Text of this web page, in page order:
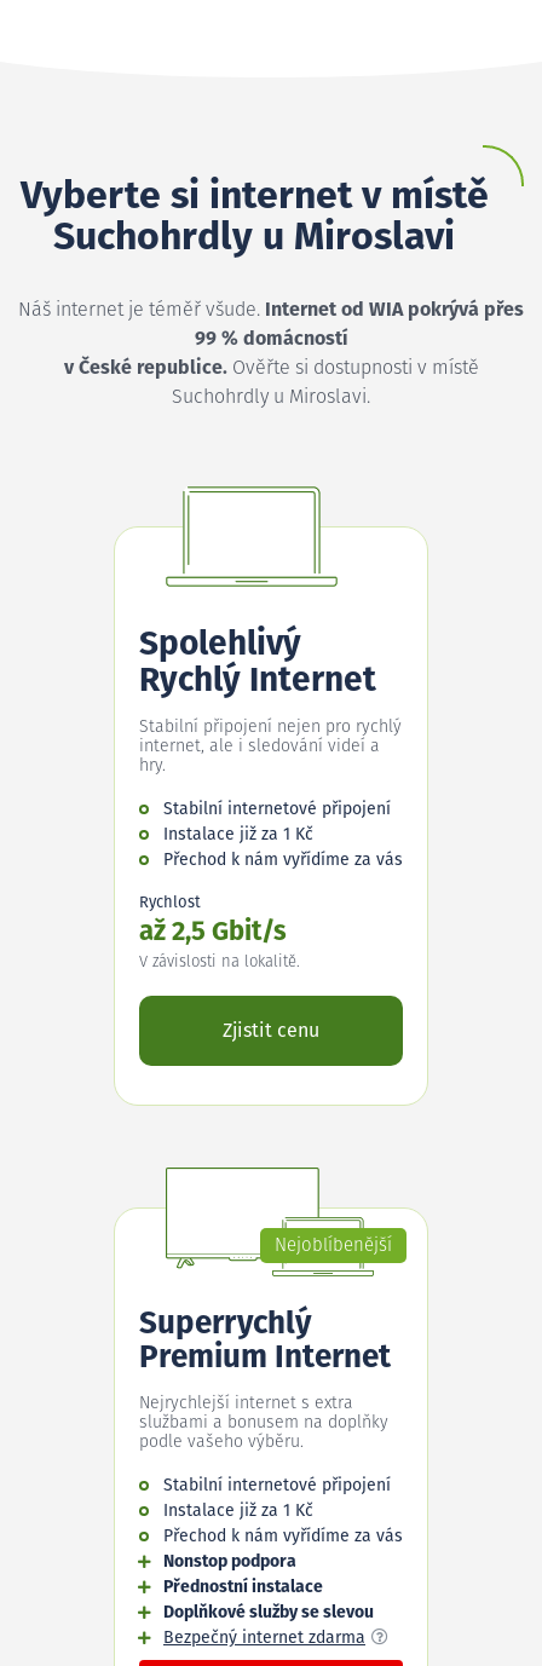
Vyberte si internet v místě
Suchohrdly u Miroslavi
Náš internet je téměř všude. Internet od WIA pokrývá přes
99 % domácností
v České republice.Ověřte si dostupnosti v místě
Suchohrdly u Miroslavi.
Spolehlivý
Rychlý Internet
Stabilní připojení nejen pro rychlý
internet, ale i sledování videí a
hry.
Stabilní internetové připojení
Instalace již za 1 Kč
Přechod k nám vyřídíme za vás
Rychlost
až 2,5 Gbit/s
V závislosti na lokalitě.
Zjistit cenu
Nejoblíbenější
Superrychlý
Premium Internet
Nejrychlejší internet s extra
službami a bonusem na doplňky
podle vašeho výběru.
Stabilní internetové připojení
Instalace již za 1 Kč
Přechod k nám vyřídíme za vás
Nonstop podpora
Přednostní instalace
Doplňkové služby se slevou
Bezpečný internet zdarma